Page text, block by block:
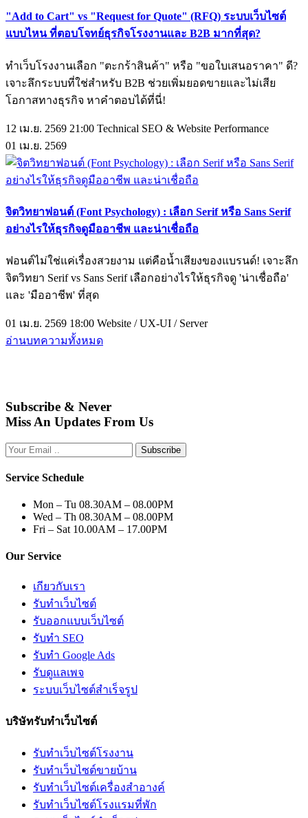
"Add to Cart" vs "Request for Quote" (RFQ) ระบบเว็บไซต์
แบบไหน ที่ตอบโจทย์ธุรกิจโรงงานและ B2B มากที่สุด?
ทำเว็บโรงงานเลือก "ตะกร้าสินค้า" หรือ "ขอใบเสนอราคา" ดี?
เจาะลึกระบบที่ใช่สำหรับ B2B ช่วยเพิ่มยอดขายและไม่เสีย
โอกาสทางธุรกิจ หาคำตอบได้ที่นี่!
12 เม.ย. 2569 21:00 Technical SEO & Website Performance
01 เม.ย. 2569
จิตวิทยาฟอนต์ (Font Psychology) : เลือก Serif หรือ Sans Serif
อย่างไรให้ธุรกิจดูมืออาชีพ และน่าเชื่อถือ
ฟอนต์ไม่ใช่แค่เรื่องสวยงาม แต่คือน้ำเสียงของแบรนด์! เจาะลึก
จิตวิทยา Serif vs Sans Serif เลือกอย่างไรให้ธุรกิจดู 'น่าเชื่อถือ'
และ 'มืออาชีพ' ที่สุด
01 เม.ย. 2569 18:00 Website / UX-UI / Server
อ่านบทความทั้งหมด
Subscribe & Never
Miss An Updates From Us
Subscribe
Service Schedule
Mon – Tu 08.30AM – 08.00PM
Wed – Th 08.30AM – 08.00PM
Fri – Sat 10.00AM – 17.00PM
Our Service
เกียวกับเรา
รับทำเว็บไซต์
รับออกแบบเว็บไซต์
รับทำ SEO
รับทำ Google Ads
รับดูแลเพจ
ระบบเว็บไซต์สำเร็จรูป
บริษัทรับทำเว็บไซต์
รับทำเว็บไซต์โรงงาน
รับทำเว็บไซต์ขายบ้าน
รับทำเว็บไซต์เครื่องสำอางค์
รับทำเว็บไซต์โรงแรมที่พัก